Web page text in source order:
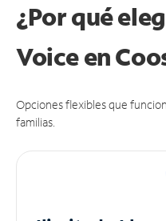
¿Por qué
Voice en
Opciones flexibles que
familias.